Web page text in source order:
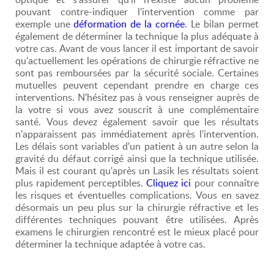
pouvant contre-indiquer l'intervention comme par
exemple une déformation de la cornée. Le bilan permet
également de déterminer la technique la plus adéquate à
votre cas. Avant de vous lancer il est important de savoir
qu'actuellement les opérations de chirurgie réfractive ne
sont pas remboursées par la sécurité sociale. Certaines
mutuelles peuvent cependant prendre en charge ces
interventions. N'hésitez pas à vous renseigner auprès de
la votre si vous avez souscrit à une complémentaire
santé. Vous devez également savoir que les résultats
n'apparaissent pas immédiatement après l'intervention.
Les délais sont variables d'un patient à un autre selon la
gravité du défaut corrigé ainsi que la technique utilisée.
Mais il est courant qu'après un Lasik les résultats soient
plus rapidement perceptibles. Cliquez ici pour connaître
les risques et éventuelles complications. Vous en savez
désormais un peu plus sur la chirurgie réfractive et les
différentes techniques pouvant être utilisées. Après
examens le chirurgien rencontré est le mieux placé pour
déterminer la technique adaptée à votre cas.